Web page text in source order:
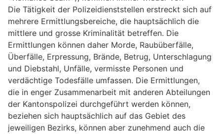
Die Tätigkeit der Polizeidienststellen erstreckt sich auf
mehrere Ermittlungsbereiche, die hauptsächlich die
mittlere und grosse Kriminalität betreffen. Die
Ermittlungen können daher Morde, Raubüberfälle,
Überfälle, Erpressung, Brände, Betrug, Unterschlagung
und Diebstahl, Unfälle, vermisste Personen und
verdächtige Todesfälle umfassen. Die Ermittlungen,
die in enger Zusammenarbeit mit anderen Abteilungen
der Kantonspolizei durchgeführt werden können,
beziehen sich hauptsächlich auf das Gebiet des
jeweiligen Bezirks, können aber zunehmend auch die